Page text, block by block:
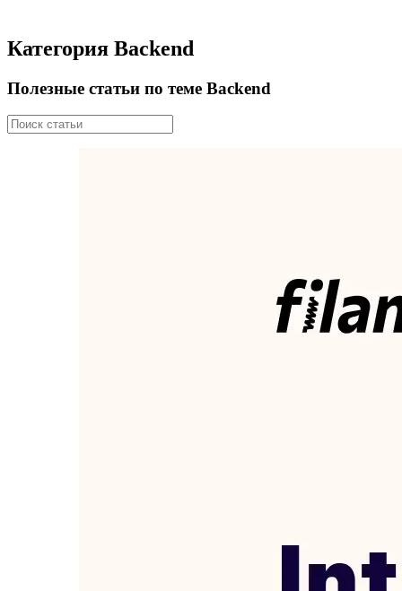
Категория Backend
Полезные статьи по теме Backend